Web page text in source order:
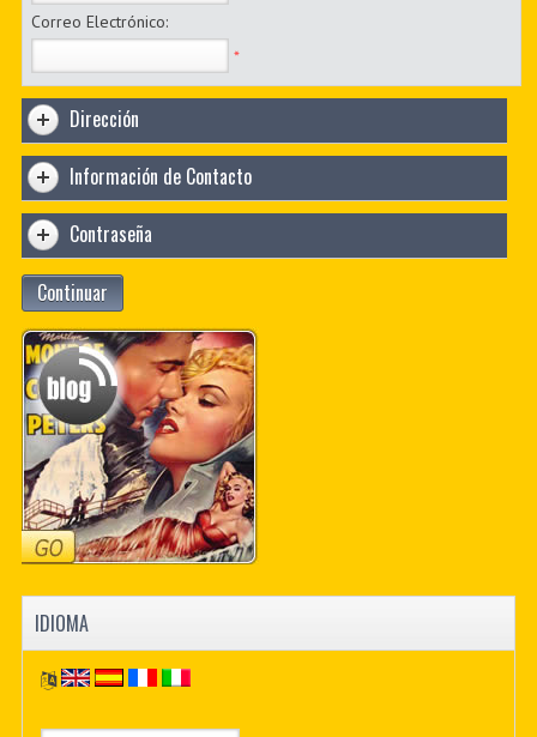
Correo Electrónico:
*
Dirección
Información de Contacto
Contraseña
Continuar
IDIOMA